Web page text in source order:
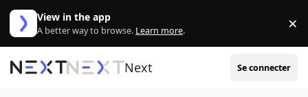
Aller au contenu
View in the app
A better way to browse. Learn more. ×
Next Se connecter